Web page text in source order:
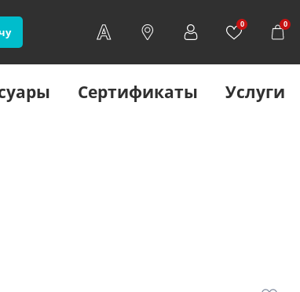
0 0
Сертификаты Услуги